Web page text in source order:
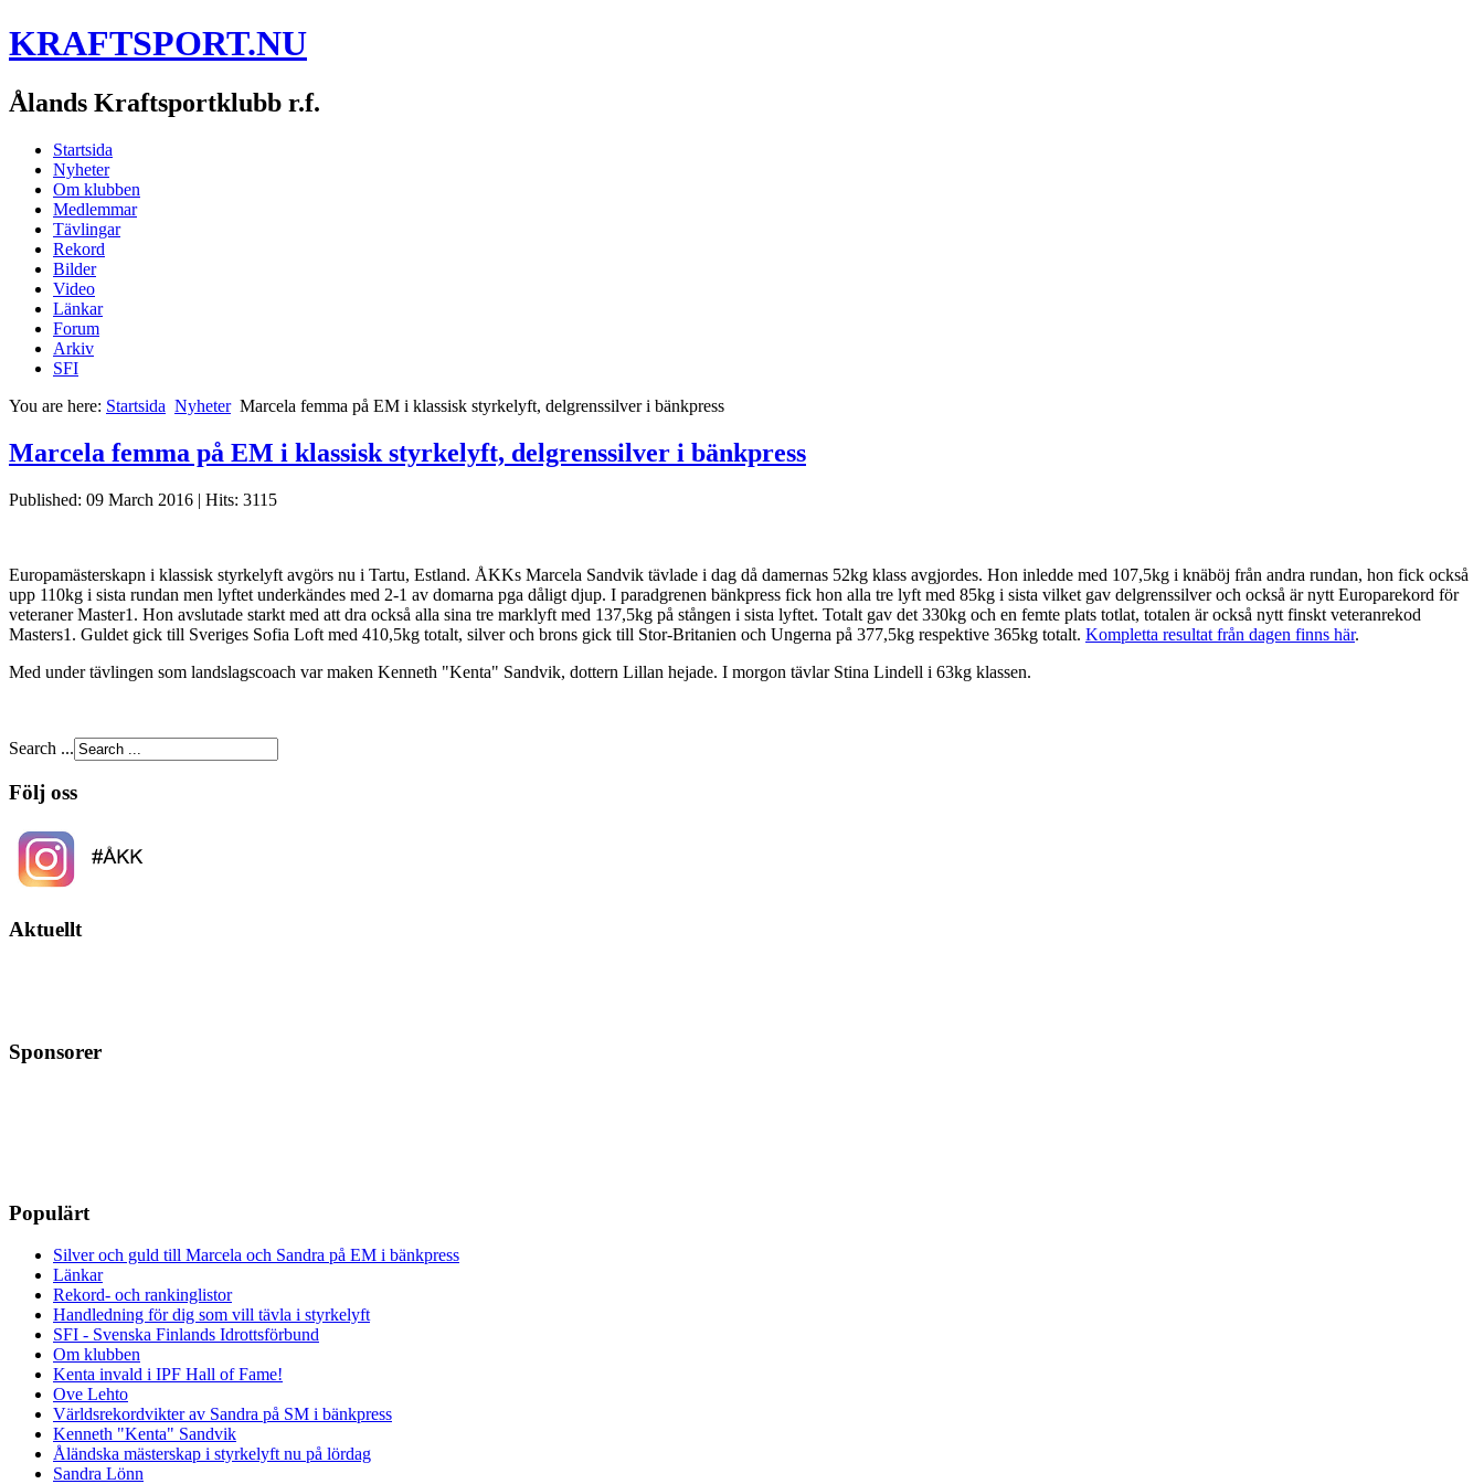
KRAFTSPORT.NU
Ålands Kraftsportklubb r.f.
Startsida
Nyheter
Om klubben
Medlemmar
Tävlingar
Rekord
Bilder
Video
Länkar
Forum
Arkiv
SFI
You are here: Startsida Nyheter Marcela femma på EM i klassisk styrkelyft, delgrenssilver i bänkpress
Marcela femma på EM i klassisk styrkelyft, delgrenssilver i bänkpress
Published: 09 March 2016 | Hits: 3115
Europamästerskapn i klassisk styrkelyft avgörs nu i Tartu, Estland. ÅKKs Marcela Sandvik tävlade i dag då damernas 52kg klass avgjordes. Hon inledde med 107,5kg i knäböj från andra rundan, hon fick också
upp 110kg i sista rundan men lyftet underkändes med 2-1 av domarna pga dåligt djup. I paradgrenen bänkpress fick hon alla tre lyft med 85kg i sista vilket gav delgrenssilver och också är nytt Europarekord för
veteraner Master1. Hon avslutade starkt med att dra också alla sina tre marklyft med 137,5kg på stången i sista lyftet. Totalt gav det 330kg och en femte plats totlat, totalen är också nytt finskt veteranrekod
Masters1. Guldet gick till Sveriges Sofia Loft med 410,5kg totalt, silver och brons gick till Stor-Britanien och Ungerna på 377,5kg respektive 365kg totalt. Kompletta resultat från dagen finns här.
Med under tävlingen som landslagscoach var maken Kenneth "Kenta" Sandvik, dottern Lillan hejade. I morgon tävlar Stina Lindell i 63kg klassen.
Search ...
Följ oss
Aktuellt
Sponsorer
Populärt
Silver och guld till Marcela och Sandra på EM i bänkpress
Länkar
Rekord- och rankinglistor
Handledning för dig som vill tävla i styrkelyft
SFI - Svenska Finlands Idrottsförbund
Om klubben
Kenta invald i IPF Hall of Fame!
Ove Lehto
Världsrekordvikter av Sandra på SM i bänkpress
Kenneth "Kenta" Sandvik
Åländska mästerskap i styrkelyft nu på lördag
Sandra Lönn